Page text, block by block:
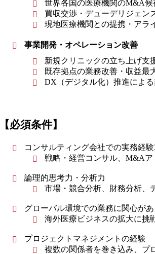
世界各国の医療機関のM&A
買収交渉・デューデリジェン
現地医療機関との提携・アラ
事業開発・オペレーション改善
新規クリニックの立ち上げ支
既存拠点の業務改善・収益最
DX（デジタル化）推進によ
必須条件】
コンサルティング会社での実務経
戦略・経営コンサル、M&A
論理的思考力・分析力
市場・競合分析、財務分析、
グローバル環境での業務に関心が
海外医療ビジネスの拡大に挑
プロジェクトマネジメントの経験
複数の関係者を巻き込み、プ